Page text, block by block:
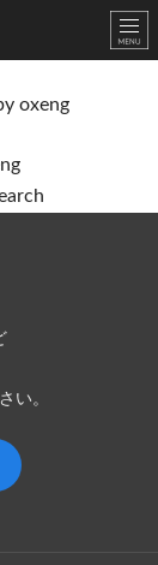
oxeng
い。